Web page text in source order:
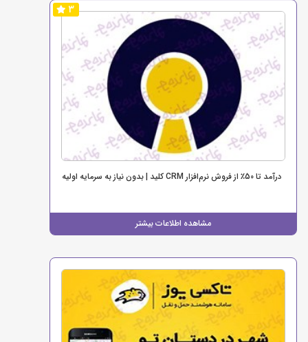
3
درآمد تا 50٪ از فروش نرم‌افزار CRM کلید | بدون نیاز به سرمایه اولیه
مشاهده اطلاعات بیشتر